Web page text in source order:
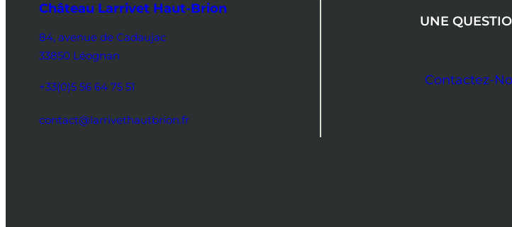
Château Larrivet Haut-Brion
84, avenue de Cadaujac
33850 Léognan
+33(0)5 56 64 75 51
contact@larrivethautbrion.fr
UNE
Contactez-